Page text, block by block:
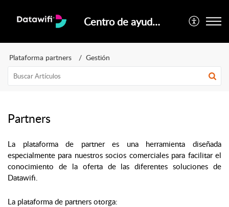
Centro de ayuda oficial Datawifi
Plataforma partners Gestión
Partners
La plataforma de partner es una herramienta diseñada
especialmente para nuestros socios comerciales para facilitar el
conocimiento de la oferta de las diferentes soluciones de
Datawifi.
La plataforma de partners otorga: